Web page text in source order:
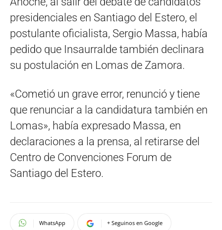
presidenciales en Santiago del Estero, el
postulante oficialista, Sergio Massa, había
pedido que Insaurralde también declinara
su postulación en Lomas de Zamora.
«Cometió un grave error, renunció y tiene
que renunciar a la candidatura también en
Lomas», había expresado Massa, en
declaraciones a la prensa, al retirarse del
Centro de Convenciones Forum de
Santiago del Estero.
WhatsApp + Seguinos en Google